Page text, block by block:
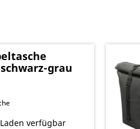
grau
verfügbar